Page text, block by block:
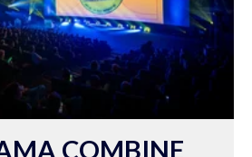
COMBINE